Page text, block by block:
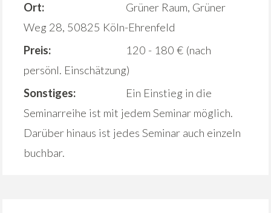
Ort:
Grüner Raum, Grüner
Weg 28, 50825 Köln-Ehrenfeld
Preis:
120 - 180 € (nach
persönl. Einschätzung)
Sonstiges:
Ein Einstieg in die
Seminarreihe ist mit jedem Seminar möglich.
Darüber hinaus ist jedes Seminar auch einzeln
buchbar.